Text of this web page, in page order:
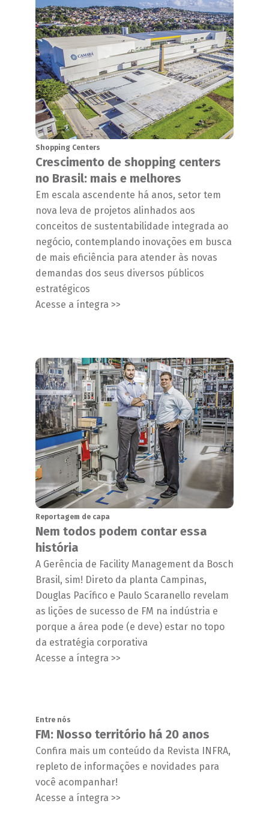
Shopping Centers
Crescimento de shopping centers
no Brasil: mais e melhores
Em escala ascendente há anos, setor tem
nova leva de projetos alinhados aos
conceitos de sustentabilidade integrada ao
negócio, contemplando inovações em busca
de mais eficiência para atender às novas
demandas dos seus diversos públicos
estratégicos
Acesse a íntegra >>
Reportagem de capa
Nem todos podem contar essa
história
A Gerência de Facility Management da Bosch
Brasil, sim! Direto da planta Campinas,
Douglas Pacífico e Paulo Scaranello revelam
as lições de sucesso de FM na indústria e
porque a área pode (e deve) estar no topo
da estratégia corporativa
Acesse a íntegra >>
Entre nós
FM: Nosso território há 20 anos
Confira mais um conteúdo da Revista INFRA,
repleto de informações e novidades para
você acompanhar!
Acesse a íntegra >>